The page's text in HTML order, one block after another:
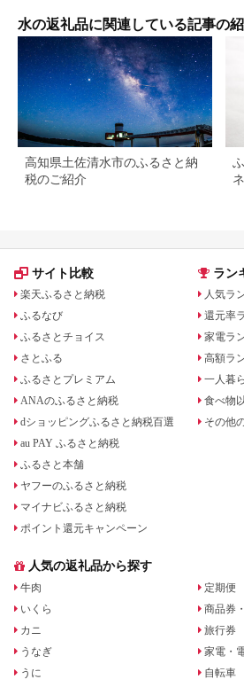
蓄用 災害用 避難用品
防災 防災グッズ 赤ち
ゃん ミルク 子ども 大
人 薬服用 自然災害 送
料無料 ak030
水の返礼品に関連している記事の
高知県土佐清水市のふるさと納
税のご紹介
サイト比較
楽天ふるさと納税
ふるなび
ふるさとチョイス
さとふる
ふるさとプレミアム
ANAのふるさと納税
dショッピングふるさと納税百選
au PAY ふるさと納税
ふるさと本舗
ヤフーのふるさと納税
マイナビふるさと納税
ポイント還元キャンペーン
ラン
人気ラ
還元率
家電ラ
高額ラ
一人暮
食べ物
その他
人気の返礼品から探す
牛肉
いくら
カニ
うなぎ
うに
定期便
商品券
旅行券
家電・
自転車